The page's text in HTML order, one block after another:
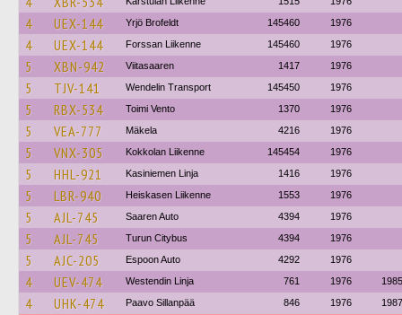
4 UEX-144 Yrjö Brofeldt 145460 1976
4 UEX-144 Forssan Liikenne 145460 1976
5 XBN-942 Viitasaaren 1417 1976
5 TJV-141 Wendelin Transport 145450 1976
5 RBX-534 Toimi Vento 1370 1976
5 VEA-777 Mäkela 4216 1976
5 VNX-305 Kokkolan Liikenne 145454 1976
5 HHL-921 Kasiniemen Linja 1416 1976
5 LBR-940 Heiskasen Liikenne 1553 1976
5 AJL-745 Saaren Auto 4394 1976
5 AJL-745 Turun Citybus 4394 1976
5 AJC-205 Espoon Auto 4292 1976
4 UEV-474 Westendin Linja 761 1976 1985
4 UHK-474 Paavo Sillanpää 846 1976 1987